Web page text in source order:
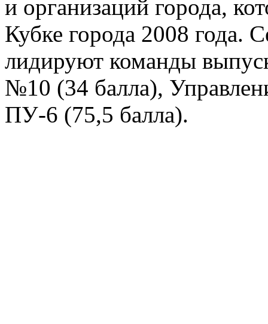
и организаций города,
Кубке города 2008 года.
лидируют команды
№10 (34 балла),
ПУ-6 (75,5 балла).